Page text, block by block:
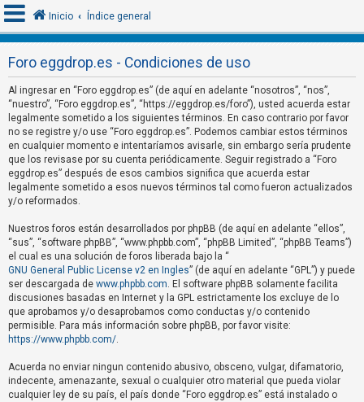
I
d
e
n
t
i
f
i
c
a
r
s
e
R
e
Inicio Índice general
Foro eggdrop.es - Condiciones de uso
Al ingresar en “Foro eggdrop.es” (de aquí en adelante “nosotros”, “nos”,
“nuestro”, “Foro eggdrop.es”, “https://eggdrop.es/foro”), usted acuerda estar
legalmente sometido a los siguientes términos. En caso contrario por favor
no se registre y/o use “Foro eggdrop.es”. Podemos cambiar estos términos
en cualquier momento e intentaríamos avisarle, sin embargo sería prudente
que los revisase por su cuenta periódicamente. Seguir registrado a “Foro
eggdrop.es” después de esos cambios significa que acuerda estar
legalmente sometido a esos nuevos términos tal como fueron actualizados
y/o reformados.
Nuestros foros están desarrollados por phpBB (de aquí en adelante “ellos”,
“sus”, “software phpBB”, “www.phpbb.com”, “phpBB Limited”, “phpBB Teams”)
el cual es una solución de foros liberada bajo la “
GNU General Public License v2 en Ingles” (de aquí en adelante “GPL”) y puede
ser descargada de www.phpbb.com. El software phpBB solamente facilita
discusiones basadas en Internet y la GPL estrictamente los excluye de lo
que aprobamos y/o desaprobamos como conductas y/o contenido
permisible. Para más información sobre phpBB, por favor visite:
https://www.phpbb.com/.
Acuerda no enviar ningun contenido abusivo, obsceno, vulgar, difamatorio,
indecente, amenazante, sexual o cualquier otro material que pueda violar
cualquier ley de su país, el país donde “Foro eggdrop.es” está instalado o